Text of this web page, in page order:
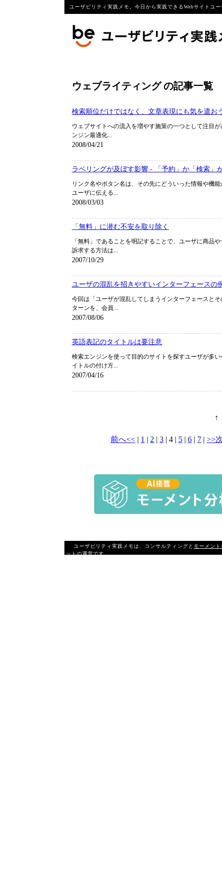
ユーザビリティ実践メモ。今日から実践できるWebサイトユ
ウェブライティング の記事一覧
検索順位だけではなく、文章表現にも気を遣お
ウェブサイトへの流入を増やす施策の一つとして注目が
ンジン最適化...
2008/04/21
ラベリングが及ぼす影響 - 「予約」か「検索」
リンク名やボタン名は、その先にどういった情報や機
ユーザに伝える...
2008/03/03
「無料」に潜む不安を取り除く
「無料」であることを明記することで、ユーザに商品
訴求する方法は...
2007/10/29
ユーザの混乱を招きやすいインターフェースの
今回は「ユーザが混乱してしまうインターフェースと
ターンを、会員...
2007/08/06
英語表記のタイトルは要注意
検索エンジンを使って目的のサイトを探すユーザが多
イトルの付け方...
2007/04/16
↑
前へ<< | 1 | 2 | 3 | 4 | 5 | 6 | 7 | >>
ユーザビリティ実践メモは、コンサルティングと モーメン
ットの運営です